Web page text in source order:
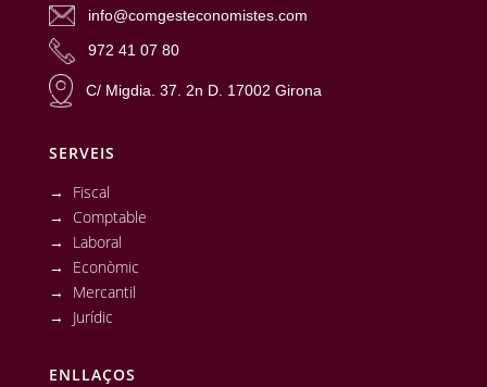
info@comgesteconomistes.com
972 41 07 80
C/ Migdia. 37. 2n D. 17002 Girona
SERVEIS
→ Fiscal
→ Comptable
→ Laboral
→ Econòmic
→ Mercantil
→ Jurídic
ENLLAÇOS